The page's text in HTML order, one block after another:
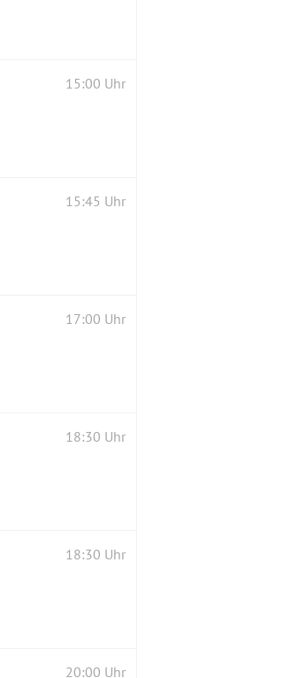
15:00 Uhr
15:45 Uhr
17:00 Uhr
18:30 Uhr
18:30 Uhr
20:00 Uhr